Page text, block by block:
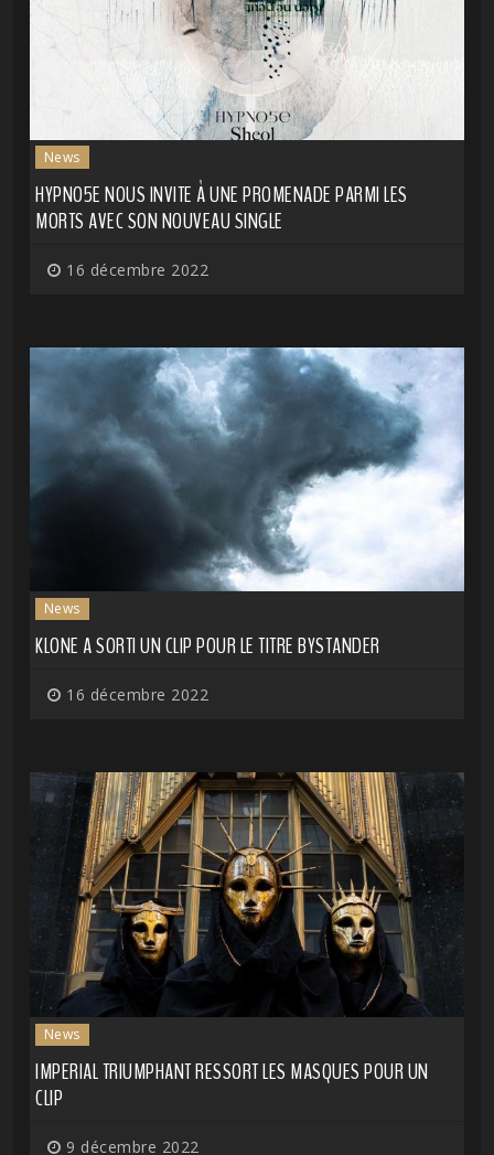
News
HYPNO5E NOUS INVITE À UNE PROMENADE PARMI LES
MORTS AVEC SON NOUVEAU SINGLE
16 décembre 2022
News
KLONE A SORTI UN CLIP POUR LE TITRE BYSTANDER
16 décembre 2022
News
IMPERIAL TRIUMPHANT RESSORT LES MASQUES POUR UN
CLIP
9 décembre 2022